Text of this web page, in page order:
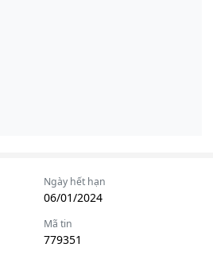
Ngày hết hạn
06/01/2024
Mã tin
779351